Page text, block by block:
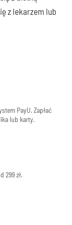
z lekarzem lub
PayU. Zapłać
lub karty.
299 zł.